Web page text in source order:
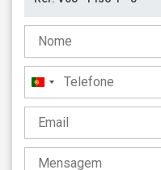
Portugal
+351